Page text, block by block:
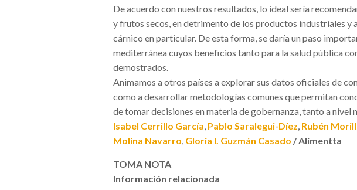
De acuerdo con nuestros resultados, lo ideal sería
y frutos secos, en detrimento de los productos industriales y
cárnico en particular. De esta forma, se daría un paso
mediterránea cuyos beneficios tanto para la salud pública
demostrados.
Animamos a otros países a explorar sus datos oficiales de
como a desarrollar metodologías comunes que permitan
de tomar decisiones en materia de gobernanza, tanto a nivel
Isabel Cerrillo García, Pablo Saralegui-Díez, Rubén
Molina Navarro, Gloria I. Guzmán Casado / Alimentta
TOMA NOTA
Información relacionada